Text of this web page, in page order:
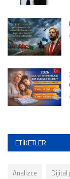
ETIKETLER
Analizce Dijital